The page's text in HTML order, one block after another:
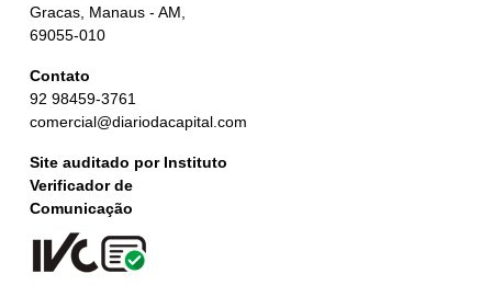
Gracas, Manaus - AM,
69055-010
Contato
92 98459-3761
comercial@diariodacapital.com
Site auditado por Instituto
Verificador de
Comunicação